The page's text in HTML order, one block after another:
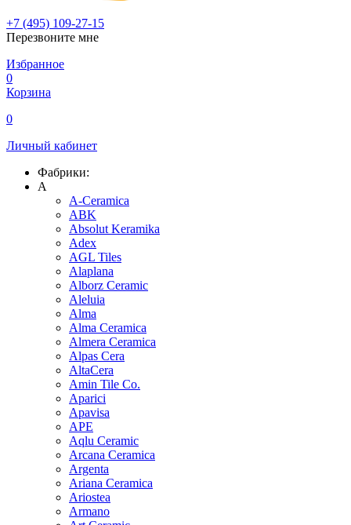
+7 (495) 109-27-15
Перезвоните мне
Избранное
0
Корзина
0
Личный кабинет
Фабрики:
A
A-Ceramica
ABK
Absolut Keramika
Adex
AGL Tiles
Alaplana
Alborz Ceramic
Aleluia
Alma
Alma Ceramica
Almera Ceramica
Alpas Cera
AltaCera
Amin Tile Co.
Aparici
Apavisa
APE
Aqlu Ceramic
Arcana Ceramica
Argenta
Ariana Ceramica
Ariostea
Armano